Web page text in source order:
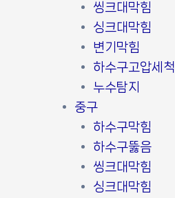
씽크대막힘
싱크대막힘
변기막힘
하수구고압세척
누수탐지
중구
하수구막힘
하수구뚫음
씽크대막힘
싱크대막힘